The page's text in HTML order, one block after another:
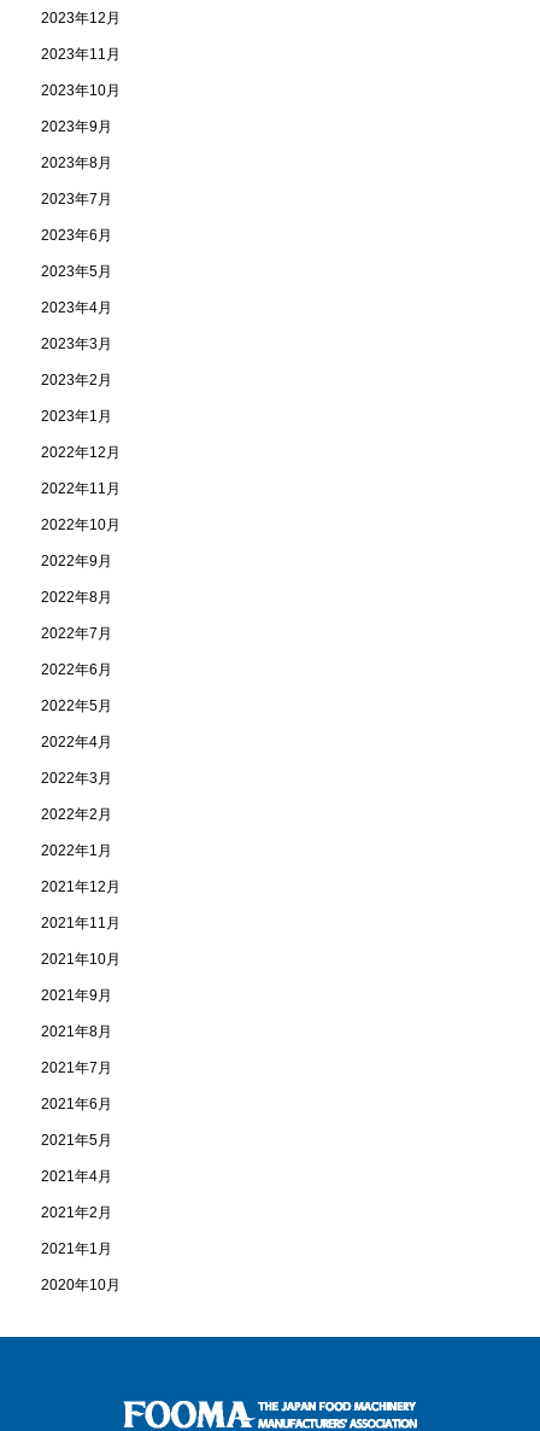
2023年12月
2023年11月
2023年10月
2023年9月
2023年8月
2023年7月
2023年6月
2023年5月
2023年4月
2023年3月
2023年2月
2023年1月
2022年12月
2022年11月
2022年10月
2022年9月
2022年8月
2022年7月
2022年6月
2022年5月
2022年4月
2022年3月
2022年2月
2022年1月
2021年12月
2021年11月
2021年10月
2021年9月
2021年8月
2021年7月
2021年6月
2021年5月
2021年4月
2021年2月
2021年1月
2020年10月